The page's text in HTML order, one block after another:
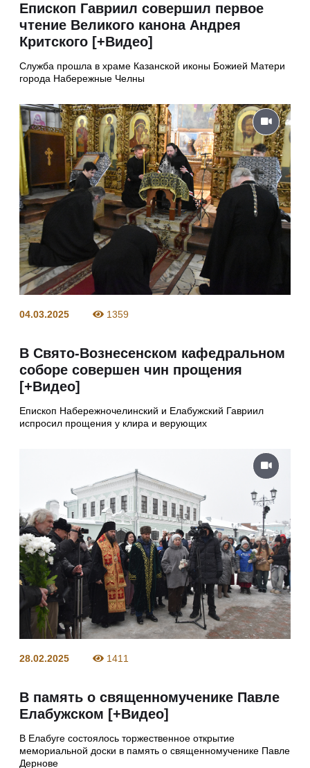
Епископ Гавриил совершил первое
чтение Великого канона Андрея
Критского [+Видео]
Служба прошла в храме Казанской иконы Божией Матери
города Набережные Челны
04.03.2025 1359
В Свято-Вознесенском кафедральном
соборе совершен чин прощения
[+Видео]
Епископ Набережночелинский и Елабужский Гавриил
испросил прощения у клира и верующих
28.02.2025 1411
В память о священномученике Павле
Елабужском [+Видео]
В Елабуге состоялось торжественное открытие
мемориальной доски в память о священномученике Павле
Дернове